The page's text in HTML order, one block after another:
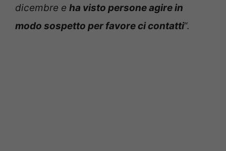
dicembre e ha visto persone agire in
modo sospetto per favore ci contatti“.